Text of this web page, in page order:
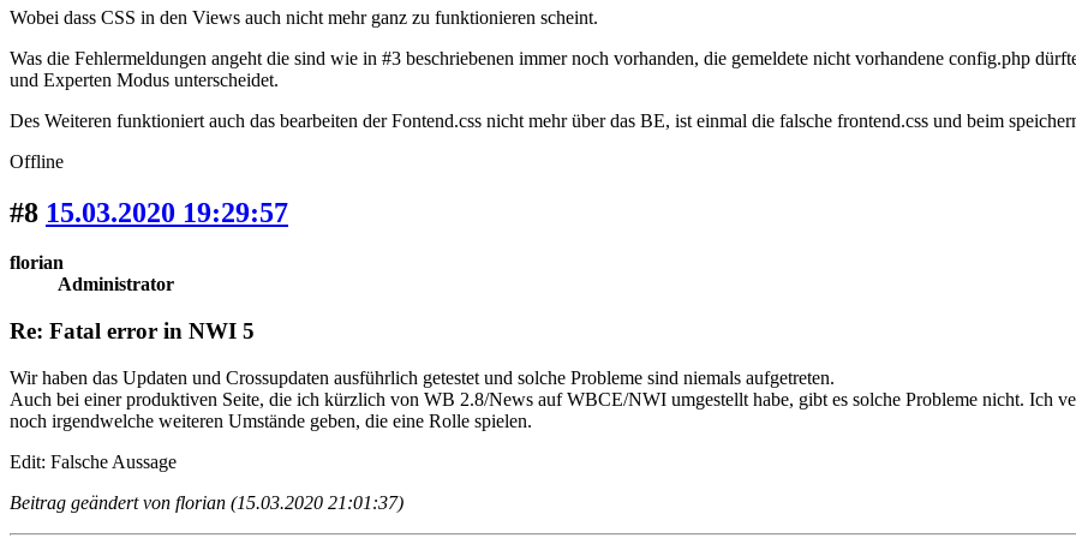
Wobei dass CSS in den Views auch nicht mehr ganz zu funktionieren scheint.
Was die Fehlermeldungen angeht die sind wie in #3 beschriebenen immer noch vorhanden, die gemeldete nicht vorhandene config.php
und Experten Modus unterscheidet.
Des Weiteren funktioniert auch das bearbeiten der Fontend.css nicht mehr über das BE, ist einmal die falsche frontend.css und beim
Offline
#8 15.03.2020 19:29:57
florian
Administrator
Re: Fatal error in NWI 5
Wir haben das Updaten und Crossupdaten ausführlich getestet und solche Probleme sind niemals aufgetreten.
Auch bei einer produktiven Seite, die ich kürzlich von WB 2.8/News auf WBCE/NWI umgestellt habe, gibt es solche Probleme nicht. Ich
noch irgendwelche weiteren Umstände geben, die eine Rolle spielen.
Edit: Falsche Aussage
Beitrag geändert von florian (15.03.2020 21:01:37)